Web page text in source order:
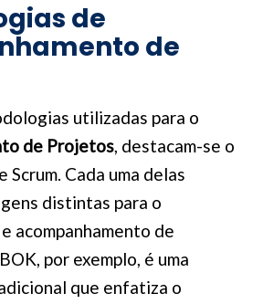
de
de
utilizadas para o
de Projetos, destacam-se o
Scrum. Cada uma delas
distintas para o
acompanhamento de
por exemplo, é uma
que enfatiza o